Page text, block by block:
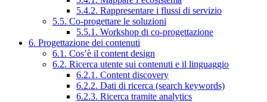
5.4.2. Rappresentare i flussi di servizio
5.5. Co-progettare le soluzioni
5.5.1. Workshop di co-progettazione
6. Progettazione dei contenuti
6.1. Cos’è il content design
6.2. Ricerca utente sui contenuti e il linguaggio
6.2.1. Content discovery
6.2.2. Dati di ricerca (search keywords)
6.2.3. Ricerca tramite analytics